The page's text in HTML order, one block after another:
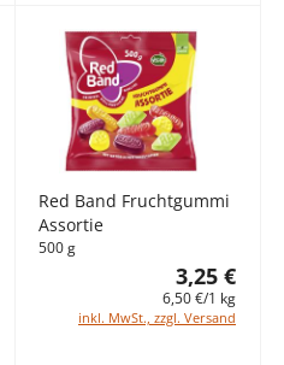
Red Band Fruchtgummi
Assortie
500 g
3,25 €
6,50 €/1 kg
inkl. MwSt., zzgl. Versand